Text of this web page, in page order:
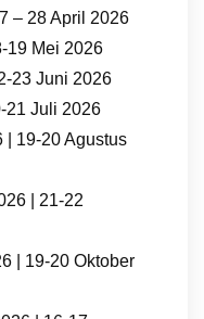
– 28 April 2026
19 Mei 2026
23 Juni 2026
21 Juli 2026
| 19-20 Agustus
| 21-22
| 19-20 Oktober